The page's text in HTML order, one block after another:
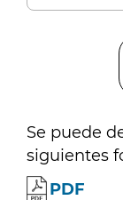
Se puede
siguientes
PDF